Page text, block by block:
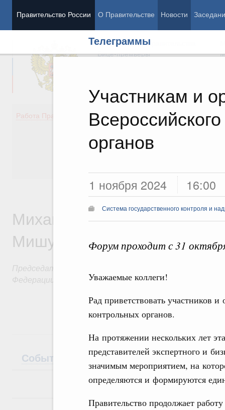
Правительство России О Правительстве Новости
Телеграммы
Участникам и
органов
1 ноября 2024 16:00
Система государственного контроля и
Форум проходит с 31
Уважаемые коллеги!
Рад приветствовать участников
контрольных органов.
На протяжении нескольких лет
представителей экспертного и
значимым мероприятием, на
определяются и формируются
Правительство продолжает
Председатель Правительства
Вице-премьеры
Работа Правительства
Демография
Здоровье
Культура
Михаил Владимирович
Мишустин
Председатель Правительства Российской
Федерации
События Поездки Интервью